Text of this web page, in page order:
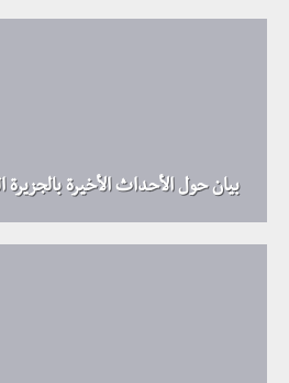
بيان حول الأحداث الأخيرة بالجزيرة